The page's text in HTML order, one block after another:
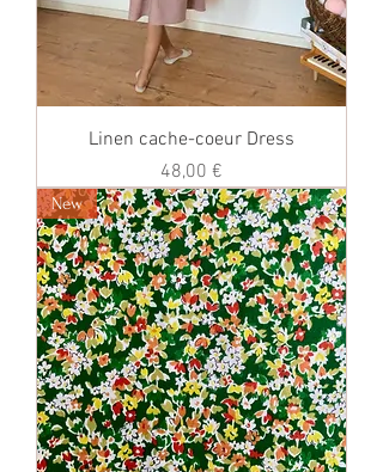
Linen cache-coeur Dress
価格
48,00 €
New